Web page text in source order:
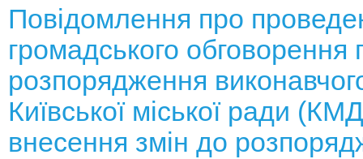
Повідомлення про
громадського обговорення
розпорядження
Київської міської ради
внесення змін до